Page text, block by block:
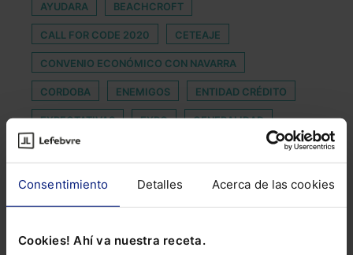
Consentimiento Detalles Acerca de las cookies
Cookies! Ahí va nuestra receta.
AYUDARA BEACHCROFT
CALL FOR CODE 2020 CETEAJE
CONVENIO ECONÓMICO CON NAVARRA
CORDOBA ENEMIGOS ENTIDAD CRÉDITO
EXPECTATIVAS EXPO GENERALIDAD
INTEGRARÁN JAVIER SIERRA JUEGOS
LIMITES PARADOJICA PERMISO LABORAL
QUEBRANTAMIENTO DE CONDENA